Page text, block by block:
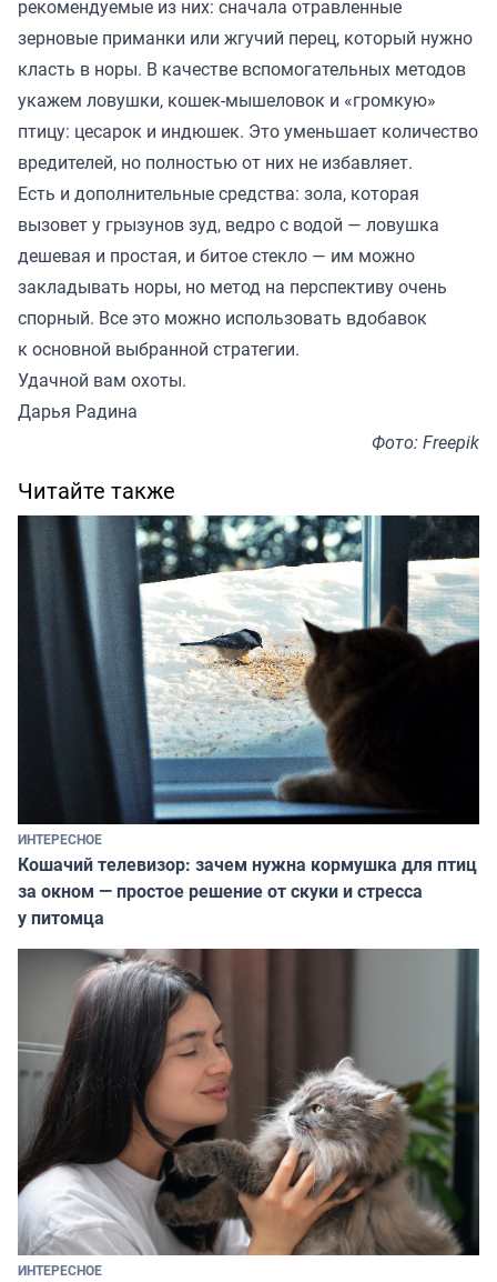
рекомендуемые из них: сначала отравленные
зерновые приманки или жгучий перец, который нужно
класть в норы. В качестве вспомогательных методов
укажем ловушки, кошек-мышеловок и «громкую»
птицу: цесарок и индюшек. Это уменьшает количество
вредителей, но полностью от них не избавляет.
Есть и дополнительные средства: зола, которая
вызовет у грызунов зуд, ведро с водой — ловушка
дешевая и простая, и битое стекло — им можно
закладывать норы, но метод на перспективу очень
спорный. Все это можно использовать вдобавок
к основной выбранной стратегии.
Удачной вам охоты.
Дарья Радина
Фото: Freepik
Читайте также
ИНТЕРЕСНОЕ
Кошачий телевизор: зачем нужна кормушка для птиц
за окном — простое решение от скуки и стресса
у питомца
ИНТЕРЕСНОЕ